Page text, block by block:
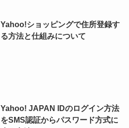
Yahoo!ショッピングで住所登録す
る方法と仕組みについて
Yahoo! JAPAN IDのログイン方法
をSMS認証からパスワード方式に